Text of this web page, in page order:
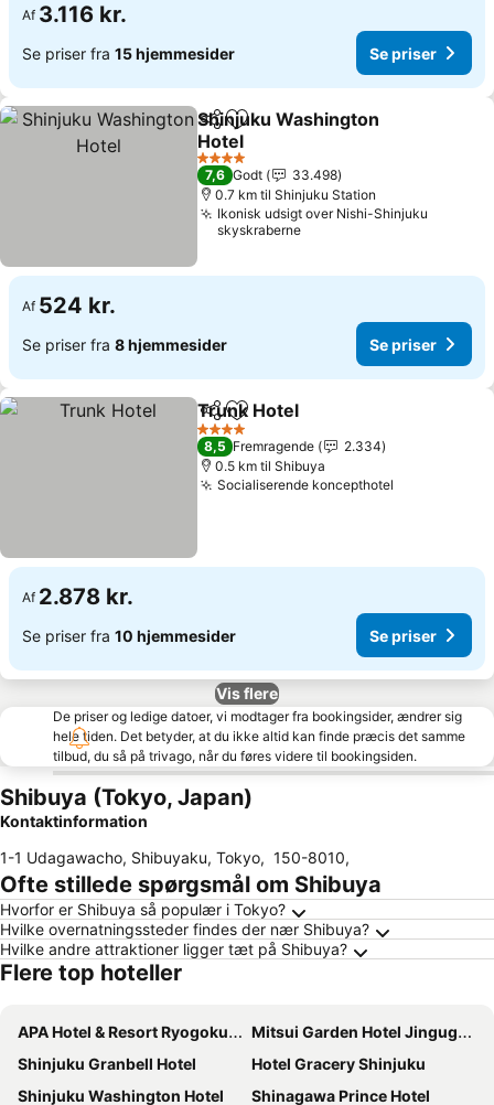
Af 3.116 kr.
Se priser fra 15 hjemmesider Se priser
Del Føj til favoritter
Shinjuku Washington
Hotel
Se priser
4 Stjerner
7,6 Godt
33.498
0.7 km til Shinjuku Station
Ikonisk udsigt over Nishi-Shinjuku
skyskraberne
Af 524 kr.
Se priser fra 8 hjemmesider Se priser
Del Føj til favoritter
Trunk Hotel
4 Stjerner
8,5 Fremragende
2.334
0.5 km til Shibuya
Socialiserende koncepthotel
Af 2.878 kr.
Se priser fra 10 hjemmesider Se priser
Vis flere
De priser og ledige datoer, vi modtager fra bookingsider, ændrer sig
hele tiden. Det betyder, at du ikke altid kan finde præcis det samme
tilbud, du så på trivago, når du føres videre til bookingsiden.
Shibuya (Tokyo, Japan)
Kontaktinformation
1-1 Udagawacho, Shibuyaku, Tokyo, 150-8010,
Ofte stillede spørgsmål om Shibuya
Hvorfor er Shibuya så populær i Tokyo?
Hvilke overnatningssteder findes der nær Shibuya?
Hvilke andre attraktioner ligger tæt på Shibuya?
Flere top hoteller
APA Hotel & Resort Ryogoku Ekimae Tower
Mitsui Garden Hotel Jingugaien Tokyo Premier
Shinjuku Granbell Hotel
Hotel Gracery Shinjuku
Shinjuku Washington Hotel
Shinagawa Prince Hotel